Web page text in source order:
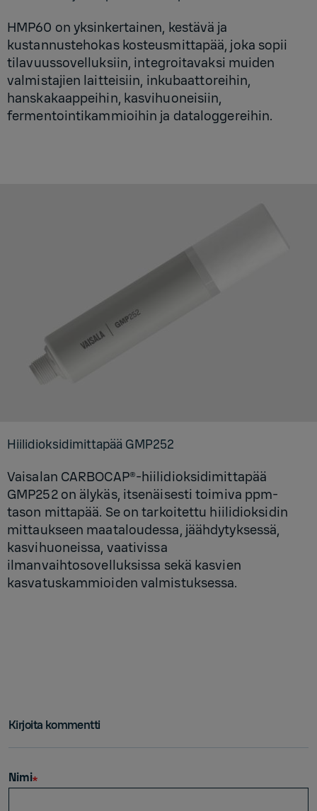
HMP60 on yksinkertainen, kestävä ja
kustannustehokas kosteusmittapää, joka sopii
tilavuussovelluksiin, integroitavaksi muiden
valmistajien laitteisiin, inkubaattoreihin,
hanskakaappeihin, kasvihuoneisiin,
fermentointikammioihin ja dataloggereihin.
Hii­li­diok­si­di­mit­ta­pää GMP252
Vaisalan CARBOCAP®-hiilidioksidimittapää
GMP252 on älykäs, itsenäisesti toimiva ppm-
tason mittapää. Se on tarkoitettu hiilidioksidin
mittaukseen maataloudessa, jäähdytyksessä,
kasvihuoneissa, vaativissa
ilmanvaihtosovelluksissa sekä kasvien
kasvatuskammioiden valmistuksessa.
Kirjoita kommentti
Nimi